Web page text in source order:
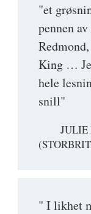
"et
pennen
King …
hele
snill"
JULIE
" I likhet